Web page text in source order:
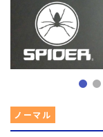
ノーマル